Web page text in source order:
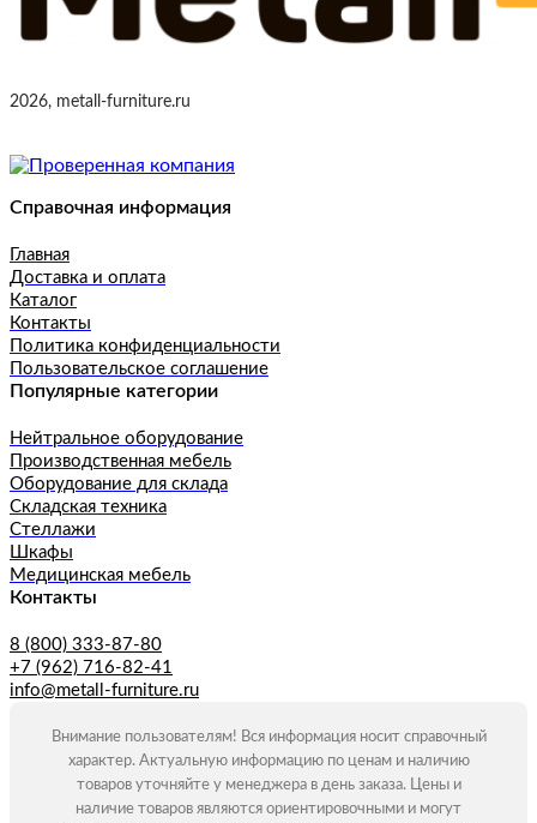
2026, metall-furniture.ru
Справочная информация
Главная
Доставка и оплата
Каталог
Контакты
Политика конфиденциальности
Пользовательское соглашение
Популярные категории
Нейтральное оборудование
Производственная мебель
Оборудование для склада
Складская техника
Стеллажи
Шкафы
Медицинская мебель
Контакты
8 (800) 333-87-80
+7 (962) 716-82-41
info@metall-furniture.ru
Внимание пользователям! Вся информация носит справочный
характер. Актуальную информацию по ценам и наличию
товаров уточняйте у менеджера в день заказа. Цены и
наличие товаров являются ориентировочными и могут